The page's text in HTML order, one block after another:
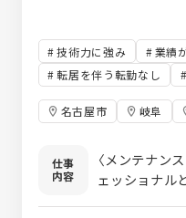
技術力に強み 業績
転居を伴う転勤なし
名古屋市 岐阜
仕事
内容
〈メンテナン
ェッショナル